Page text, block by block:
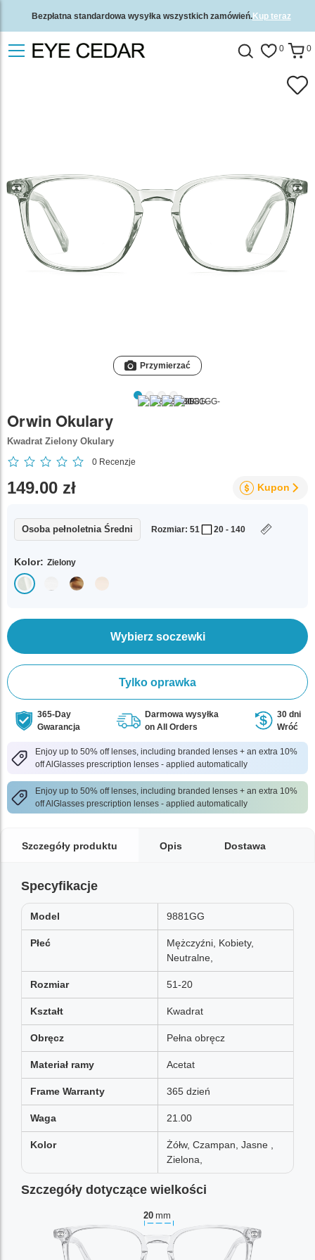
Bezpłatna standardowa wysyłka wszystkich zamówień.Kup teraz
2-letnia gwarancja jakości i 30-dniowa gwarancja zwrotu pieniędzy.
0 0
Przymierzać
Orwin Okulary
Kwadrat Zielony Okulary
0 Recenzje
149.00 zł Kupon
Osoba pełnoletnia Średni Rozmiar: 51 20 - 140
Kolor: Zielony
Wybierz soczewki
Tylko oprawka
365-Day
Gwarancja
Darmowa wysyłka
on All Orders
30 dni
Wróć
Enjoy up to 50% off lenses, including branded lenses + an extra 10%
off AlGlasses prescription lenses - applied automatically
Enjoy up to 50% off lenses, including branded lenses + an extra 10%
off AlGlasses prescription lenses - applied automatically
Szczegóły produktu Opis Dostawa
Specyfikacje
Model 9881GG
Płeć
Mężczyźni, Kobiety,
Neutralne,
Rozmiar 51-20
Kształt Kwadrat
Obręcz Pełna obręcz
Materiał ramy Acetat
Frame Warranty 365 dzień
Waga 21.00
Kolor
Żółw, Czampan, Jasne ,
Zielona,
Szczegóły dotyczące wielkości
20 mm